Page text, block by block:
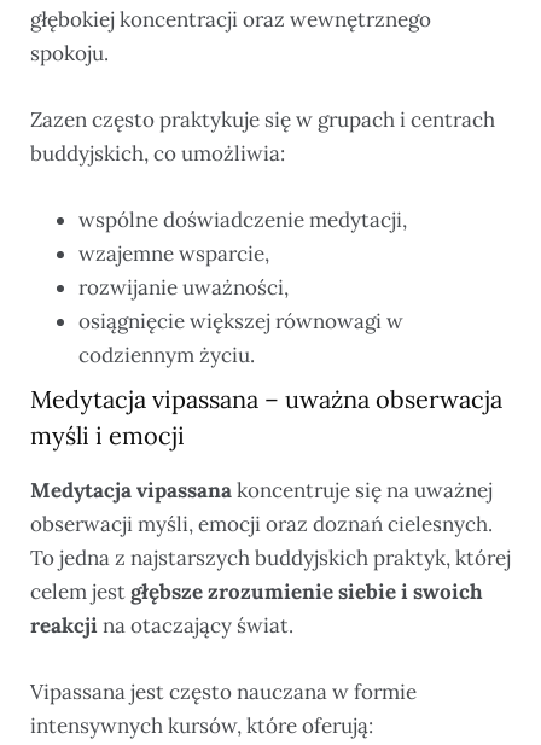
głębokiej koncentracji oraz wewnętrznego
spokoju.
Zazen często praktykuje się w grupach i centrach
buddyjskich, co umożliwia:
wspólne doświadczenie medytacji,
wzajemne wsparcie,
rozwijanie uważności,
osiągnięcie większej równowagi w
codziennym życiu.
Medytacja vipassana – uważna obserwacja
myśli i emocji
Medytacja vipassanakoncentruje się na uważnej
obserwacji myśli, emocji oraz doznań cielesnych.
To jedna z najstarszych buddyjskich praktyk, której
celem jestgłębsze zrozumienie siebie i swoich
reakcjina otaczający świat.
Vipassana jest często nauczana w formie
intensywnych kursów, które oferują: